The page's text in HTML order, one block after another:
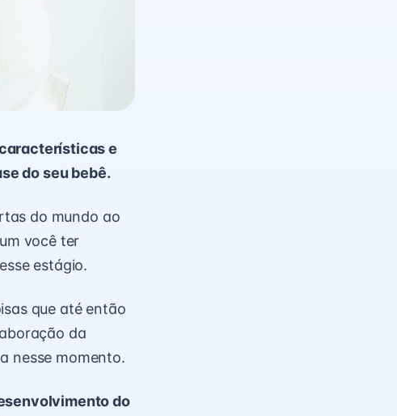
e
do seu bebê.
do mundo ao
você ter
estágio.
que até então
da
nesse momento.
do